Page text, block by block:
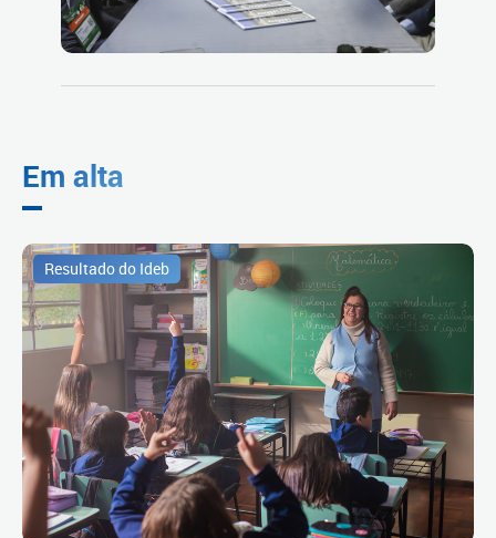
Em alta
Resultado do Ideb